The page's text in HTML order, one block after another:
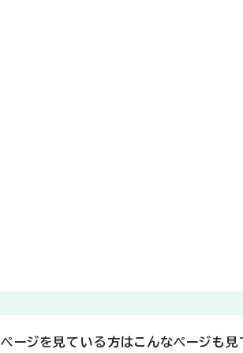
ージを見ている方はこんなページも見